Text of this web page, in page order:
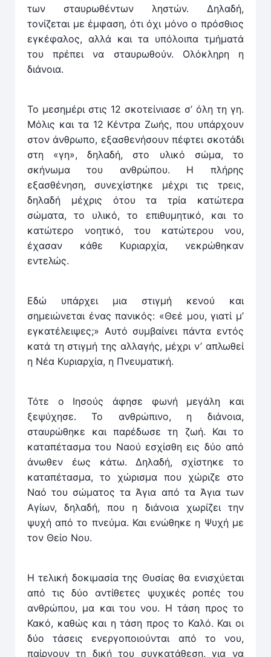
των σταυρωθέντων ληστών. Δηλαδή,
τονίζεται με έμφαση, ότι όχι μόνο ο πρόσθιος
εγκέφαλος, αλλά και τα υπόλοιπα τμήματά
του πρέπει να σταυρωθούν. Ολόκληρη η
διάνοια.
Το μεσημέρι στις 12 σκοτείνιασε σ’ όλη τη γη.
Μόλις και τα 12 Κέντρα Ζωής, που υπάρχουν
στον άνθρωπο, εξασθενήσουν πέφτει σκοτάδι
στη «γη», δηλαδή, στο υλικό σώμα, το
σκήνωμα του ανθρώπου. Η πλήρης
εξασθένηση, συνεχίστηκε μέχρι τις τρεις,
δηλαδή μέχρις ότου τα τρία κατώτερα
σώματα, το υλικό, το επιθυμητικό, και το
κατώτερο νοητικό, του κατώτερου νου,
έχασαν κάθε Κυριαρχία, νεκρώθηκαν
εντελώς.
Εδώ υπάρχει μια στιγμή κενού και
σημειώνεται ένας πανικός: «Θεέ μου, γιατί μ’
εγκατέλειψες;» Αυτό συμβαίνει πάντα εντός
κατά τη στιγμή της αλλαγής, μέχρι ν’ απλωθεί
η Νέα Κυριαρχία, η Πνευματική.
Τότε ο Ιησούς άφησε φωνή μεγάλη και
ξεψύχησε. Το ανθρώπινο, η διάνοια,
σταυρώθηκε και παρέδωσε τη ζωή. Και το
καταπέτασμα του Ναού εσχίσθη εις δύο από
άνωθεν έως κάτω. Δηλαδή, σχίστηκε το
καταπέτασμα, το χώρισμα που χώριζε στο
Ναό του σώματος τα Άγια από τα Άγια των
Αγίων, δηλαδή, που η διάνοια χωρίζει την
ψυχή από το πνεύμα. Και ενώθηκε η Ψυχή με
τον Θείο Νου.
Η τελική δοκιμασία της Θυσίας θα ενισχύεται
από τις δύο αντίθετες ψυχικές ροπές του
ανθρώπου, μα και του νου. Η τάση προς το
Κακό, καθώς και η τάση προς το Καλό. Και οι
δύο τάσεις ενεργοποιούνται από το νου,
παίρνουν τη δική του συγκατάθεση, για να